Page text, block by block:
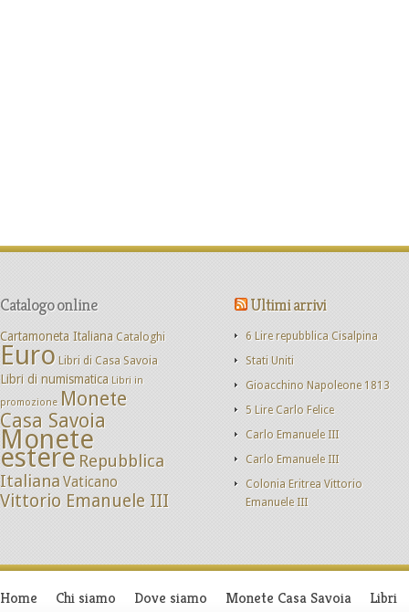
Catalogo online
Cartamoneta Italiana Cataloghi
Euro Libri di Casa Savoia
Libri di numismatica Libri in
promozione Monete
Casa Savoia
Monete
estere Repubblica
ItalianaVaticano
Vittorio Emanuele III
Ultimi arrivi
6 Lire repubblica Cisalpina
Stati Uniti
Gioacchino Napoleone 1813
5 Lire Carlo Felice
Carlo Emanuele III
Carlo Emanuele III
Colonia Eritrea Vittorio
Emanuele III
Home Chi siamo Dove siamo Monete Casa Savoia Libri